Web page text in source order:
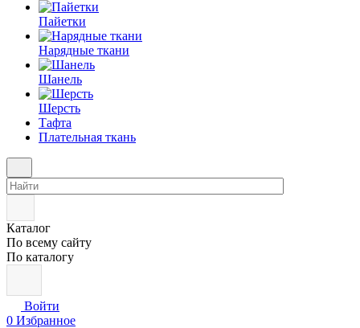
Пайетки
Нарядные ткани
Шанель
Шерсть
Тафта
Плательная ткань
Каталог
По всему сайту
По каталогу
Войти
0 Избранное